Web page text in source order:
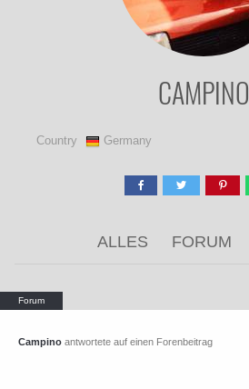
CAMPINO
Country Germany
ALLES FORUM
Campino antwortete auf einen Forenbeitrag